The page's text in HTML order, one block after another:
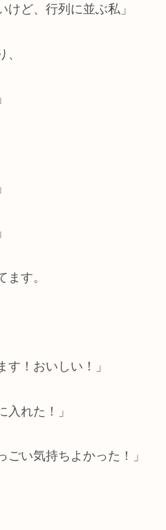
けど、行列に並ぶ私」
ます。
す！おいしい！」
入れた！」
ごい気持ちよかった！」